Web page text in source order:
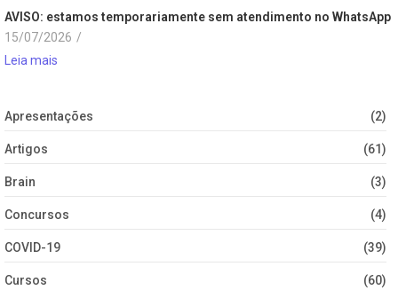
AVISO: estamos temporariamente sem atendimento no WhatsApp
15/07/2026 /
Leia mais
Apresentações (2)
Artigos (61)
Brain (3)
Concursos (4)
COVID-19 (39)
Cursos (60)